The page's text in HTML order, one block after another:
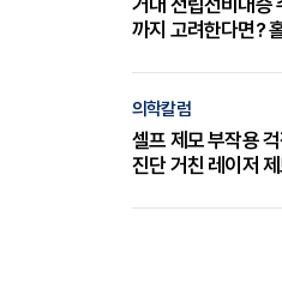
거대 전립선비대증
까지 고려한다면?
의학칼럼
셀프 제모 부작용
진단 거친 레이저